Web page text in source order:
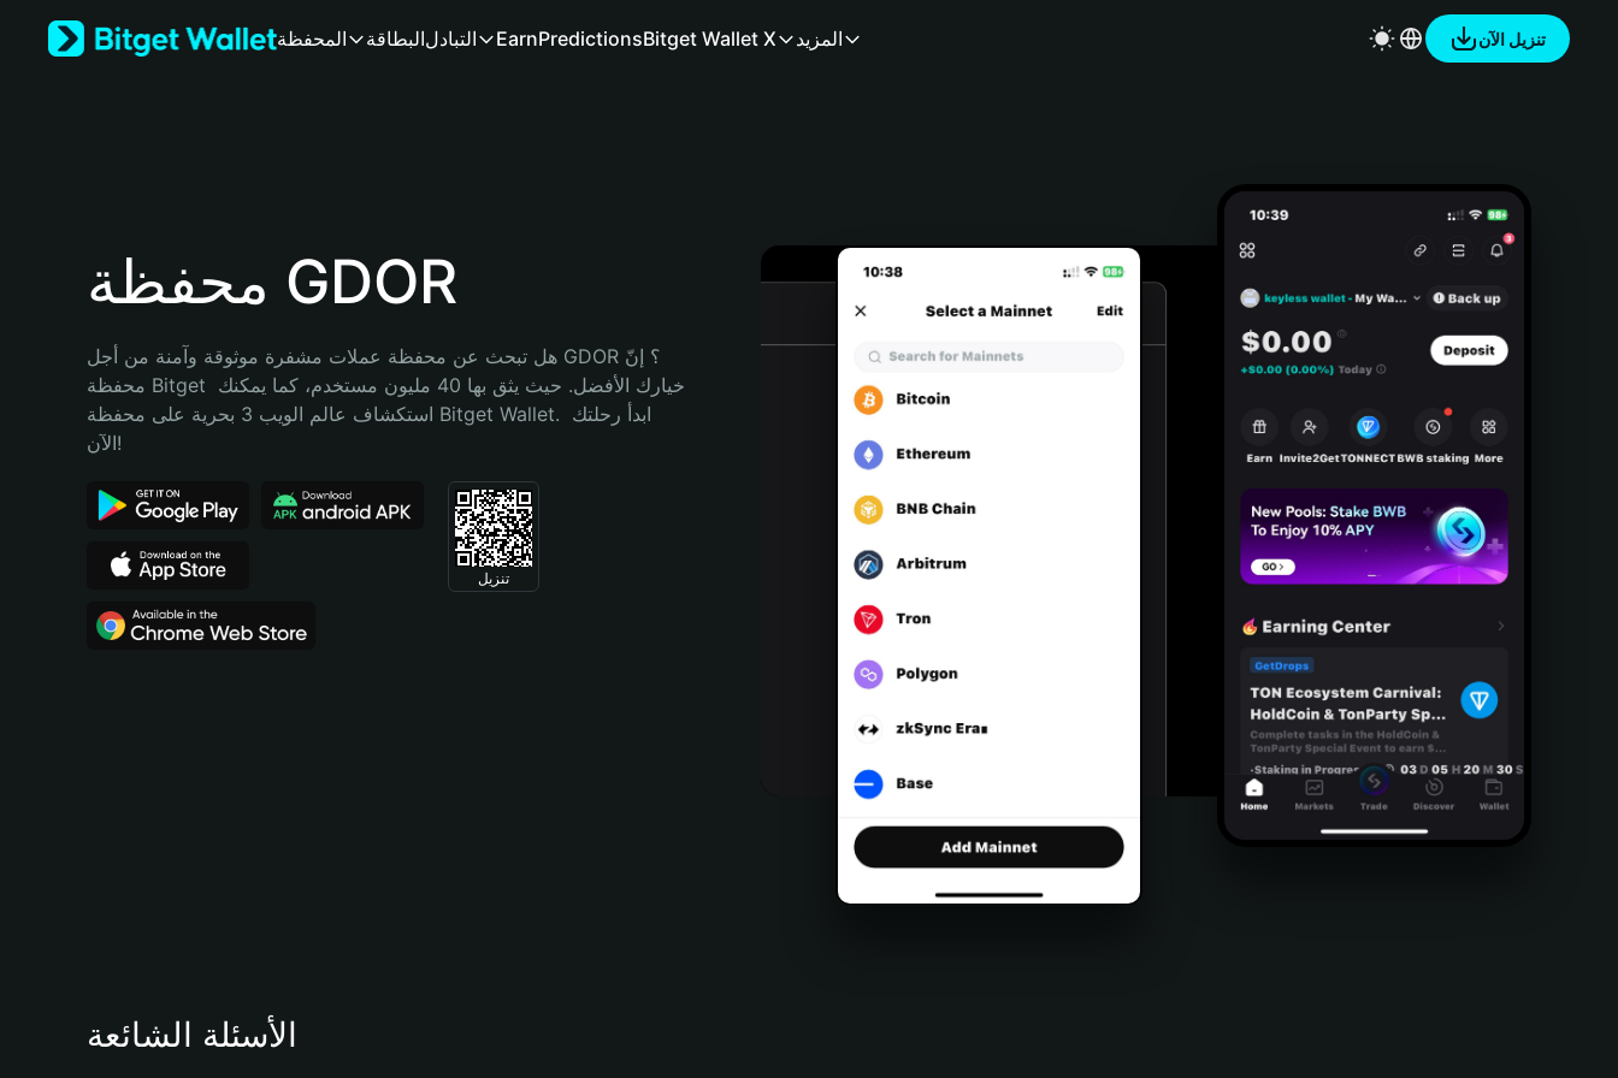
Bahasa Indonesia
Português (Brasil)
المحفظة البطاقةالتبادل EarnPredictionsBitget Wallet X المزيد تنزيل الآن
محفظة GDOR
هل تبحث عن محفظة عملات مشفرة موثوقة وآمنة من أجل GDOR؟ إنّ
محفظة Bitget خيارك الأفضل. حيث يثق بها 40 مليون مستخدم، كما يمكنك
استكشاف عالم الويب 3 بحرية على محفظة Bitget Wallet. ابدأ رحلتك
الآن!
تنزيل
الأسئلة الشائعة